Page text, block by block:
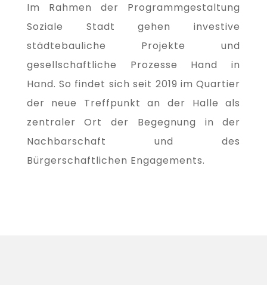
Im Rahmen der Programmgestaltung
Soziale Stadt gehen investive
städtebauliche Projekte und
gesellschaftliche Prozesse Hand in
Hand. So findet sich seit 2019 im Quartier
der neue Treffpunkt an der Halle als
zentraler Ort der Begegnung in der
Nachbarschaft und des
Bürgerschaftlichen Engagements.